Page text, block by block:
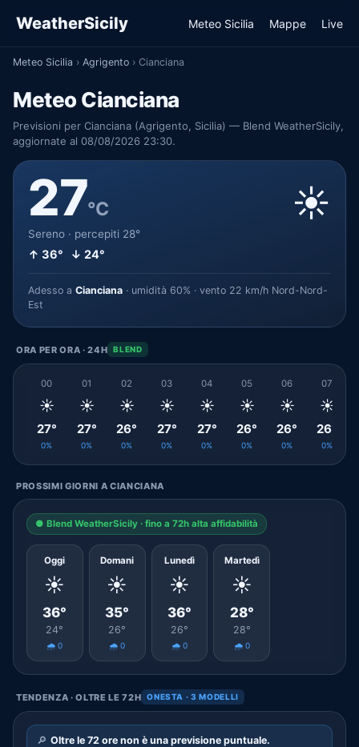
WeatherSicily Meteo Sicilia Mappe Live
Meteo Sicilia › Agrigento › Cianciana
Meteo Cianciana
Previsioni per Cianciana (Agrigento, Sicilia) — Blend WeatherSicily,
aggiornate al 08/08/2026 23:30.
27°C
Sereno · percepiti 28°
↑ 36° ↓ 24°
☀️
Adesso a Cianciana · umidità 60% · vento 22 km/h Nord-Nord-
Est
ORA PER ORA · 24H BLEND
00
☀️
27°
0%
01
☀️
27°
0%
02
☀️
26°
0%
03
☀️
27°
0%
04
☀️
27°
0%
05
☀️
26°
0%
06
☀️
26°
0%
07
☀️
26°
0%
PROSSIMI GIORNI A CIANCIANA
● Blend WeatherSicily · fino a 72h alta affidabilità
Oggi
☀️
36°
24°
🌧️ 0
Domani
☀️
35°
26°
🌧️ 0
Lunedì
☀️
36°
26°
🌧️ 0
Martedì
☀️
28°
28°
🌧️ 0
TENDENZA · OLTRE LE 72H ONESTA · 3 MODELLI
🔎 Oltre le 72 ore non è una previsione puntuale.